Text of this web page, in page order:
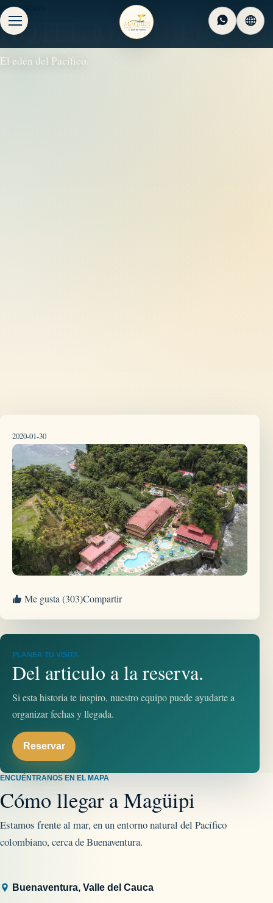
PROMOCIÓN
HOTEL MAGÜIPI
El edén del Pacífico.
2020-01-30
Me gusta (303)Compartir
PLANEA TU VISITA
Del articulo a la reserva.
Si esta historia te inspiro, nuestro equipo puede ayudarte a
organizar fechas y llegada.
Reservar
ENCUÉNTRANOS EN EL MAPA
Cómo llegar a Magüipi
Estamos frente al mar, en un entorno natural del Pacífico
colombiano, cerca de Buenaventura.
Buenaventura, Valle del Cauca